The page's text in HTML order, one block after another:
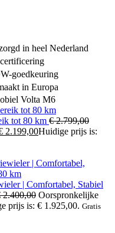
in heel Nederland
goedkeuring
in Europa
Volta M6
tot 80 km €2.799,00
2.199,00Huidige prijs is:
| Comfortabel, Stabiel
2.400,00 Oorspronkelijke
prijs is: € 1.925,00. Gratis